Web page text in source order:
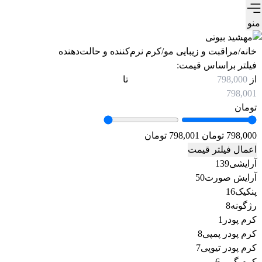
منو
خانه/مراقبت و زیبایی مو/کرم نرم‌کننده و حالت‌دهنده
فیلتر براساس قیمت:
از
تا
تومان
798,000 تومان
798,001 تومان
اعمال فیلتر قیمت
آرایشی139
139
محصولآرایش صورت50
50
پنکیک16
16
محصول رژگونه8
8
محصولکرم پودر 1
1
محصولاتکرم پودر پمپی8
8
محصول کرم پودر تیوپی7
7